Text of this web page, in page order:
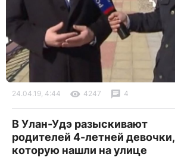
24.04.19, 4:44 4247 4
В Улан-Удэ разыскивают
родителей 4-летней девочки,
которую нашли на улице